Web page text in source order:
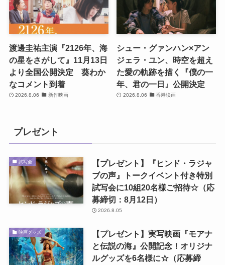
渡邊圭祐主演『2126年、海
の星をさがして』11月13日
より全国公開決定 葵わか
なコメント到着
2026.8.06 新作映画
シュー・グァンハン×アン
ジェラ・ユン、時空を超え
た愛の軌跡を描く『僕の一
年、君の一日』公開決定
2026.8.06 香港映画
プレゼント
試写会
【プレゼント】『ヒンド・ラジャ
ブの声』トークイベント付き特別
試写会に10組20名様ご招待☆（応
募締切：8月12日）
2026.8.05
映画グッズ
【プレゼント】実写映画『モアナ
と伝説の海』公開記念！オリジナ
ルグッズを6名様に☆（応募締